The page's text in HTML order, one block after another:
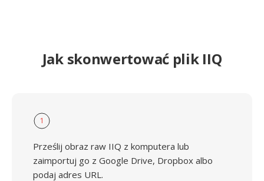
Jak skonwertować plik IIQ
1
Prześlij obraz raw IIQ z komputera lub
zaimportuj go z Google Drive, Dropbox albo
podaj adres URL.